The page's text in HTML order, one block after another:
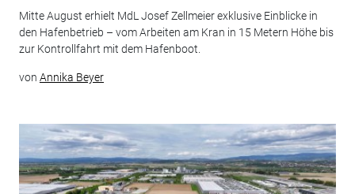
Mitte August erhielt MdL Josef Zellmeier exklusive Einblicke in
den Hafenbetrieb – vom Arbeiten am Kran in 15 Metern Höhe bis
zur Kontrollfahrt mit dem Hafenboot.
von Annika Beyer